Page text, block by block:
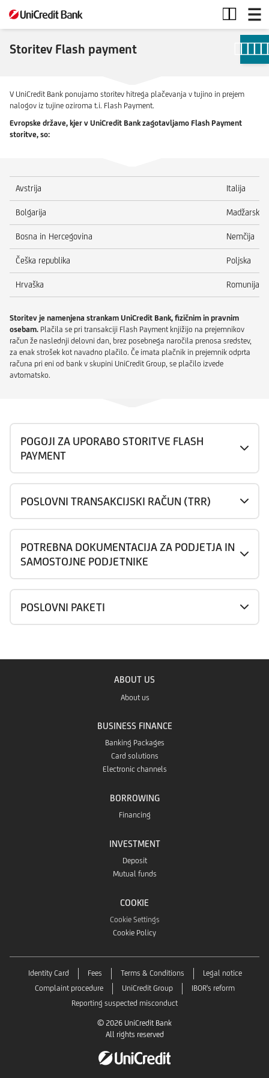
Storitev
Flash
payment
Storitev Flash payment
V UniCredit Bank ponujamo storitev hitrega plačevanja v tujino in prejem
nalogov iz tujine oziroma t.i. Flash Payment.
Evropske države, kjer v UniCredit Bank zagotavljamo Flash Payment
storitve, so:
Avstrija Italija
Bolgarija Madžarska
Bosna in Hercegovina Nemčija
Češka republika Poljska
Hrvaška Romunija
Storitev je namenjena strankam UniCredit Bank, fizičnim in pravnim
osebam. Plačila se pri transakciji Flash Payment knjižijo na prejemnikov
račun že naslednji delovni dan, brez posebnega naročila prenosa sredstev,
za enak strošek kot navadno plačilo. Če imata plačnik in prejemnik odprta
računa pri eni od bank v skupini UniCredit Group, se plačilo izvede
avtomatsko.
POGOJI ZA UPORABO STORITVE FLASH
PAYMENT
POSLOVNI TRANSAKCIJSKI RAČUN (TRR)
POTREBNA DOKUMENTACIJA ZA PODJETJA IN
SAMOSTOJNE PODJETNIKE
POSLOVNI PAKETI
ABOUT US
About us
BUSINESS FINANCE
Banking Packages
Card solutions
Electronic channels
BORROWING
Financing
INVESTMENT
Deposit
Mutual funds
COOKIE
Cookie Settings
Cookie Policy
Identity Card Fees Terms & Conditions
Legal notice
Complaint procedure
UniCredit Group
IBOR's reform
Reporting suspected misconduct
© 2026 UniCredit Bank
All rights reserved